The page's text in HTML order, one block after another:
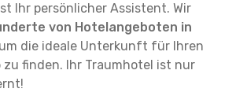
Ihr persönlicher Assistent. Wir
von Hotelangeboten in
die ideale Unterkunft für Ihren
zu finden. Ihr Traumhotel ist nur